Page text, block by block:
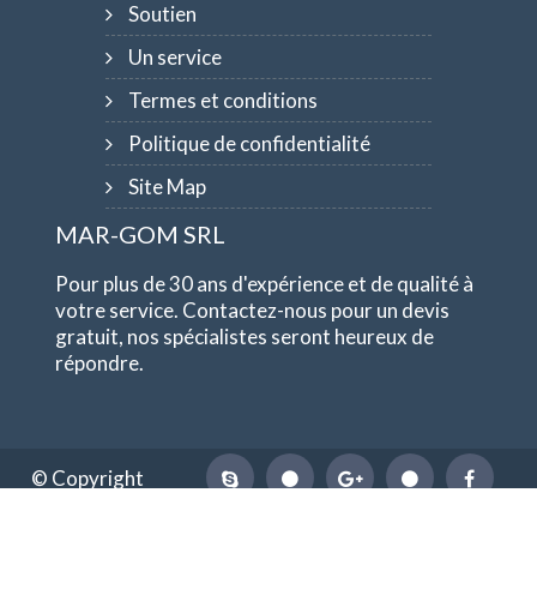
Soutien
Un service
Termes et conditions
Politique de confidentialité
Site Map
MAR-GOM SRL
Pour plus de 30 ans d'expérience et de qualité à
votre service. Contactez-nous pour un devis
gratuit, nos spécialistes seront heureux de
répondre.
© Copyright